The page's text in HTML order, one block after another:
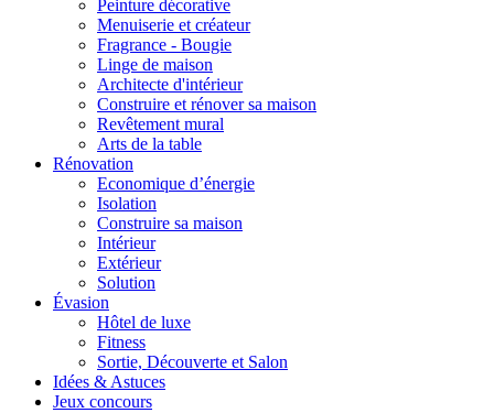
Peinture décorative
Menuiserie et créateur
Fragrance - Bougie
Linge de maison
Architecte d'intérieur
Construire et rénover sa maison
Revêtement mural
Arts de la table
Rénovation
Economique d’énergie
Isolation
Construire sa maison
Intérieur
Extérieur
Solution
Évasion
Hôtel de luxe
Fitness
Sortie, Découverte et Salon
Idées & Astuces
Jeux concours